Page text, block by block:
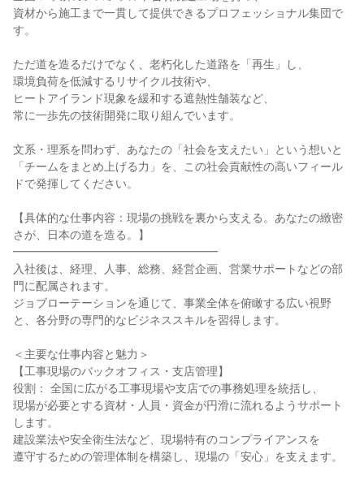
資材から施工まで一貫して提供できるプロフェッショナル集団で
す。
ただ道を造るだけでなく、老朽化した道路を「再生」し、
環境負荷を低減するリサイクル技術や、
ヒートアイランド現象を緩和する遮熱性舗装など、
常に一歩先の技術開発に取り組んでいます。
文系・理系を問わず、あなたの「社会を支えたい」という想いと
「チームをまとめ上げる力」を、この社会貢献性の高いフィール
ドで発揮してください。
【具体的な仕事内容：現場の挑戦を裏から支える。あなたの緻密
さが、日本の道を造る。】
━━━━━━━━━━━━━━━━━━
入社後は、経理、人事、総務、経営企画、営業サポートなどの部
門に配属されます。
ジョブローテーションを通じて、事業全体を俯瞰する広い視野
と、各分野の専門的なビジネススキルを習得します。
＜主要な仕事内容と魅力＞
【工事現場のバックオフィス・支店管理】
役割： 全国に広がる工事現場や支店での事務処理を統括し、
現場が必要とする資材・人員・資金が円滑に流れるようサポート
します。
建設業法や安全衛生法など、現場特有のコンプライアンスを
遵守するための管理体制を構築し、現場の「安心」を支えます。